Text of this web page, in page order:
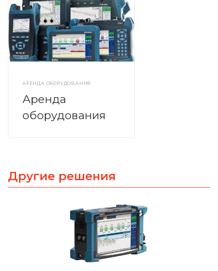
АРЕНДА ОБОРУДОВАНИЯ
Аренда
оборудования
Другие решения